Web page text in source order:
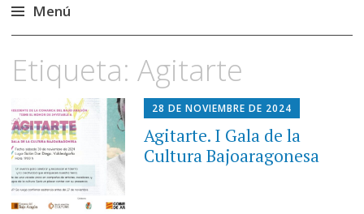
Menú
al
contenido
Etiqueta: Agitarte
28 DE NOVIEMBRE DE 2024
Agitarte. I Gala de la
Cultura Bajoaragonesa